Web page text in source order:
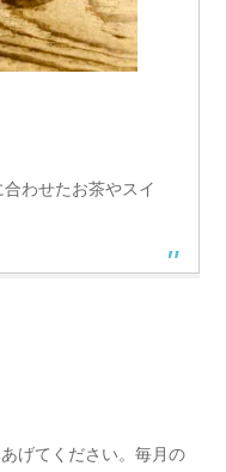
わせたお茶やスイ
げてください。毎月の